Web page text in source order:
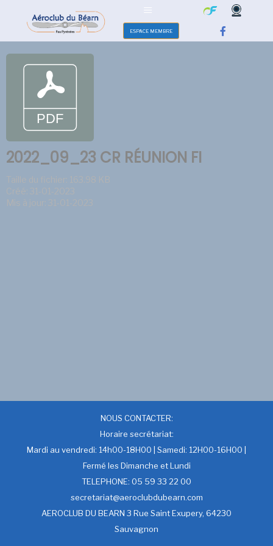
ESPACE MEMBRE
2022_09_23 CR RÉUNION FI
Taille du fichier: 163.98 KB
Créé: 31-01-2023
Mis à jour: 31-01-2023
NOUS CONTACTER:
Horaire secrétariat:
Mardi au vendredi: 14h00-18H00 | Samedi: 12H00-16H00 |
Fermé les Dimanche et Lundi
TELEPHONE: 05 59 33 22 00
secretariat@aeroclubdubearn.com
AEROCLUB DU BEARN 3 Rue Saint Exupery, 64230
Sauvagnon